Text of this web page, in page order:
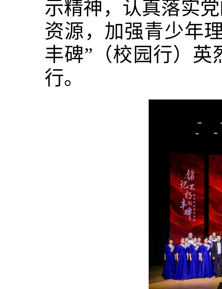
示精神，认真落实
资源，加强青少年
丰碑”（校园行）
行。